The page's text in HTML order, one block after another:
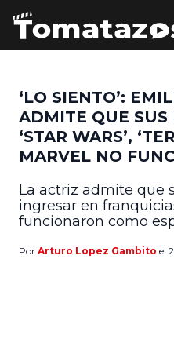
‘LO SIENTO’:
ADMITE QUE SUS
‘STAR WARS’,
MARVEL NO
La actriz admite que
ingresar en
funcionaron como
Por Arturo Lopez Gambito el